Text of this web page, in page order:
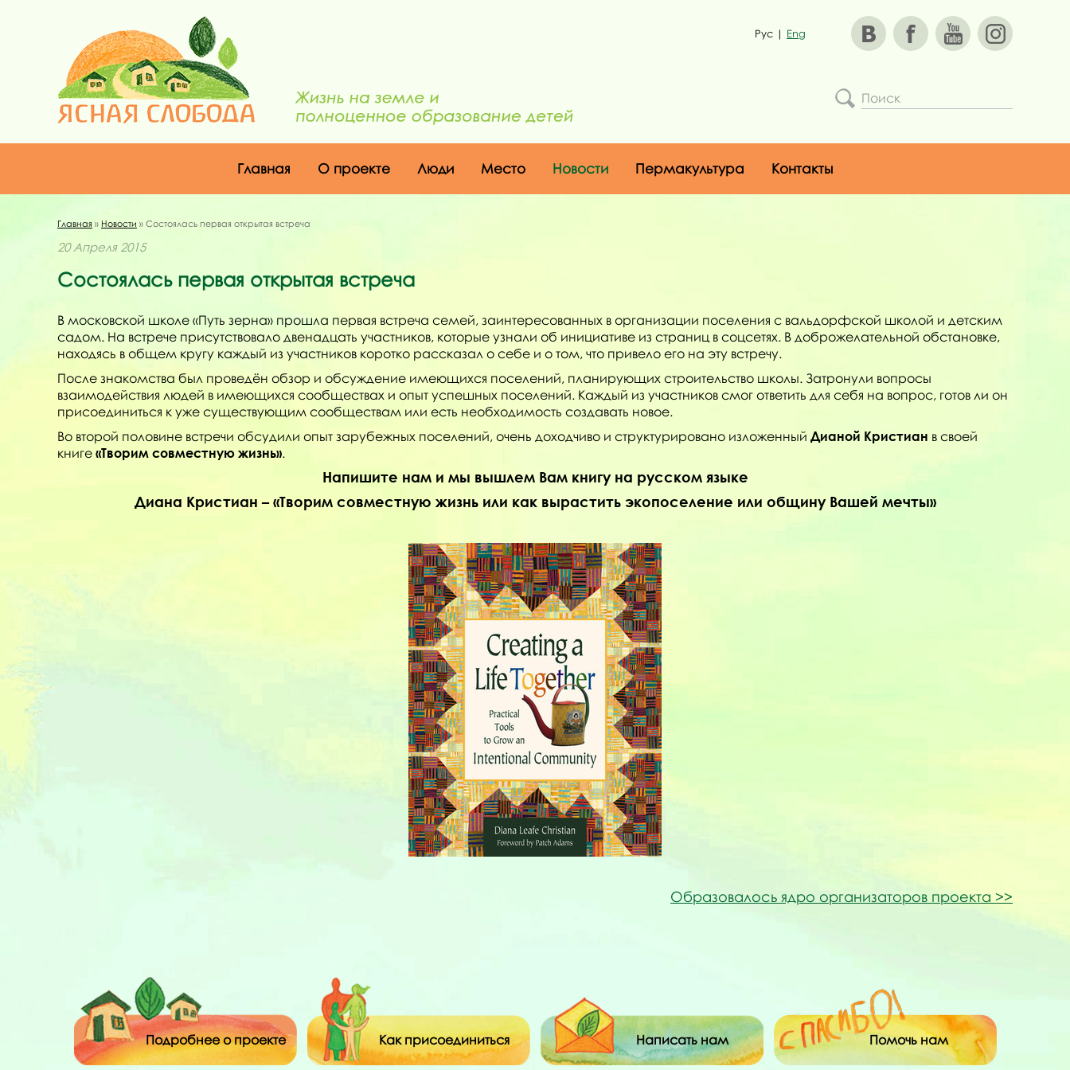
Рус | Eng
Главная О проекте Люди Место Новости Пермакультура Контакты
Главная » Новости » Состоялась первая открытая встреча
20 Апреля 2015
Состоялась первая открытая встреча
В московской школе «Путь зерна» прошла первая встреча семей, заинтересованных в организации поселения с вальдорфской школой и детским
садом. На встрече присутствовало двенадцать участников, которые узнали об инициативе из страниц в соцсетях. В доброжелательной обстановке,
находясь в общем кругу каждый из участников коротко рассказал о себе и о том, что привело его на эту встречу.
После знакомства был проведён обзор и обсуждение имеющихся поселений, планирующих строительство школы. Затронули вопросы
взаимодействия людей в имеющихся сообществах и опыт успешных поселений. Каждый из участников смог ответить для себя на вопрос, готов ли он
присоединиться к уже существующим сообществам или есть необходимость создавать новое.
Во второй половине встречи обсудили опыт зарубежных поселений, очень доходчиво и структурировано изложенный Дианой Кристиан в своей
книге «Творим совместную жизнь».
Напишите нам и мы вышлем Вам книгу на русском языке
Диана Кристиан – «Творим совместную жизнь или как вырастить экопоселение или общину Вашей мечты»
Образовалось ядро организаторов проекта
Подробнее о проекте Как присоединиться Написать нам Помочь нам